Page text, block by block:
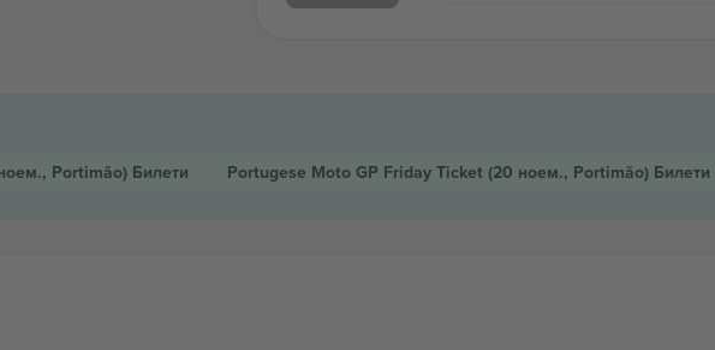
Portimão) Билети Portugese Moto GP Friday Ticket (20 ноем., Portimão) Билети